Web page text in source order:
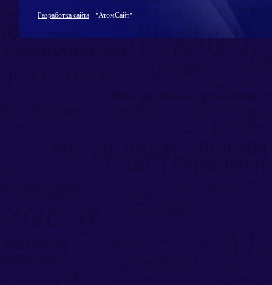
Разработка сайта- "АтомСайт"